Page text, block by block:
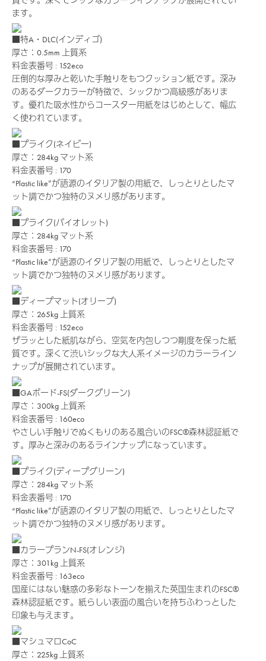
ます。
■特A・DLC(インディゴ)
厚さ：0.5mm
上質系
料金表番号 : 152eco
圧倒的な厚みと乾いた手触りをもつクッション紙です。深み
のあるダークカラーが特徴で、シックかつ高級感がありま
す。優れた吸水性からコースター用紙をはじめとして、幅広
く使われています。
■プライク(ネイビー)
厚さ：284kg マット系
料金表番号 : 170
“Plastic like”が語源のイタリア製の用紙で、しっとりとしたマ
ット調でかつ独特のヌメリ感があります。
■プライク(バイオレット)
厚さ：284kg マット系
料金表番号 : 170
“Plastic like”が語源のイタリア製の用紙で、しっとりとしたマ
ット調でかつ独特のヌメリ感があります。
■ディープマット(オリーブ)
厚さ：265kg 上質系
料金表番号 : 152eco
ザラッとした紙肌ながら、空気を内包しつつ剛度を保った紙
質です。深くて渋いシックな大人系イメージのカラーライン
ナップが展開されています。
■GAボード-FS(ダークグリーン)
厚さ：300kg 上質系
料金表番号 : 160eco
やさしい手触りでぬくもりのある風合いのFSC®森林認証紙で
す。厚みと深みのあるラインナップになっています。
■プライク(ディープグリーン)
厚さ：284kg マット系
料金表番号 : 170
“Plastic like”が語源のイタリア製の用紙で、しっとりとしたマ
ット調でかつ独特のヌメリ感があります。
■カラープランN-FS(オレンジ)
厚さ：301kg 上質系
料金表番号 : 163eco
国産にはない魅惑の多彩なトーンを揃えた英国生まれのFSC®
森林認証紙です。紙らしい表面の風合いを持ちふわっとした
印象も与えます。
■マシュマロCoC
厚さ：225kg 上質系